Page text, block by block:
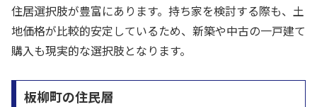
住居選択肢が豊富にあります。持ち家を検討する際も、土
地価格が比較的安定しているため、新築や中古の一戸建て
購入も現実的な選択肢となります。
板柳町の住民層